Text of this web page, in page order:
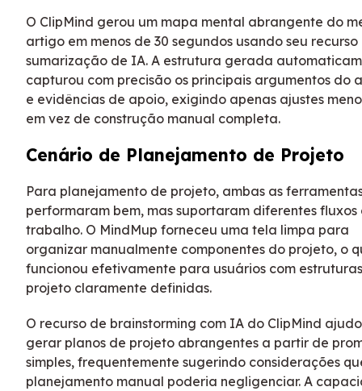
O ClipMind gerou um mapa mental abrangente do
artigo em menos de 30 segundos usando seu recurso
sumarização de IA. A estrutura gerada
capturou com precisão os principais argumentos do
e evidências de apoio, exigindo apenas ajustes
em vez de construção manual completa.
Cenário de Planejamento de Projeto
Para planejamento de projeto, ambas as
performaram bem, mas suportaram diferentes fluxos
trabalho. O MindMup forneceu uma tela limpa para
organizar manualmente componentes do projeto, o
funcionou efetivamente para usuários com
projeto claramente definidas.
O recurso de brainstorming com IA do ClipMind
gerar planos de projeto abrangentes a partir de
simples, frequentemente sugerindo considerações
planejamento manual poderia negligenciar. A